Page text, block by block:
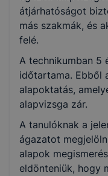
Építőipar
Turizmus-vendéglátás
Gazdálkodás és
Elektronika és
átjárhatóságot
más szakmák, és
felé.
A technikumban 5
időtartama. Ebből
alapoktatás,
alapvizsga zár.
A tanulóknak a
ágazatot
alapok
eldönteniük, hogy
COOKIE-K
AKarcagi SZC
domain(ek) alatt
(sütiket) használ.